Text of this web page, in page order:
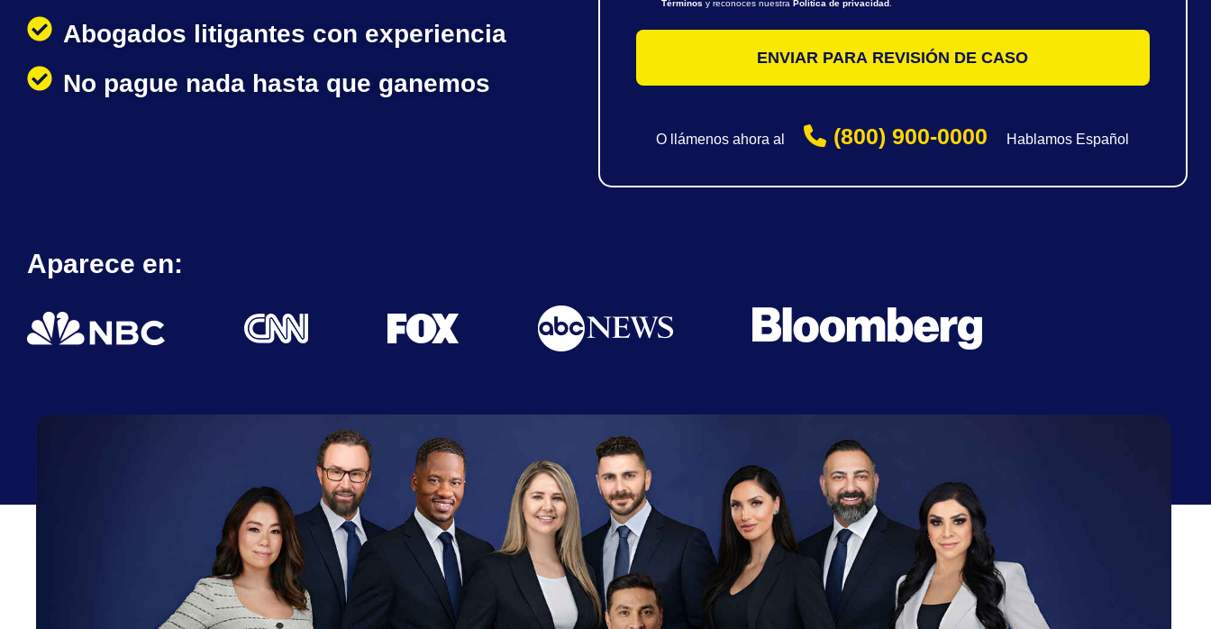
Abogados litigantes con experiencia
No pague nada hasta que ganemos
Términos y reconoces nuestra Política de privacidad .
O llámenos ahora al (800) 900-0000 Hablamos Español
Aparece en: